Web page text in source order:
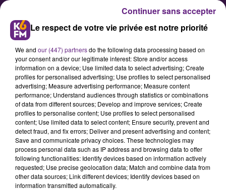
Podcast des Vieux du Stade du 09
Février avec le DFCO Féminin
Ce lundi soir sur K6FM, l'entraineur
du DFCO Féminin Samuel Riscagli et
l'attaquante dijonnaise Maud
Serrano sont venus nous présenter
Le respect de votre vie privée est notre priorité
We and our (447) partnersdo the following data processing based on
your consent and/or our legitimate interest: Store and/or access
information on a device; Use limited data to select advertising; Create
profiles for personalised advertising; Use profiles to select personalised
advertising; Measure advertising performance; Measure content
performance; Understand audiences through statistics or combinations
of data from different sources; Develop and improve services; Create
profiles to personalise content; Use profiles to select personalised
content; Use limited data to select content; Ensure security, prevent and
detect fraud, and fix errors; Deliver and present advertising and content;
Save and communicate privacy choices. These technologies may
process personal data such as IP address and browsing data to offer
following functionalities: Identify devices based on information actively
requested; Use precise geolocation data; Match and combine data from
other data sources; Link different devices; Identify devices based on
information transmitted automatically.
Continuer sans accepter